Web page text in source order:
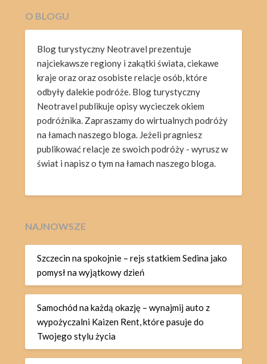
O BLOGU
Blog turystyczny Neotravel prezentuje
najciekawsze regiony i zakątki świata, ciekawe
kraje oraz oraz osobiste relacje osób, które
odbyły dalekie podróże. Blog turystyczny
Neotravel publikuje opisy wycieczek okiem
podróżnika. Zapraszamy do wirtualnych podróży
na łamach naszego bloga. Jeżeli pragniesz
publikować relacje ze swoich podróży - wyrusz w
świat i napisz o tym na łamach naszego bloga.
NAJNOWSZE
Szczecin na spokojnie – rejs statkiem Sedina jako
pomysł na wyjątkowy dzień
Samochód na każdą okazję – wynajmij auto z
wypożyczalni Kaizen Rent, które pasuje do
Twojego stylu życia